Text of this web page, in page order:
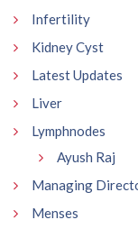
Infertility
Kidney Cyst
Latest Updates
Liver
Lymphnodes
Ayush Raj
Managing
Menses